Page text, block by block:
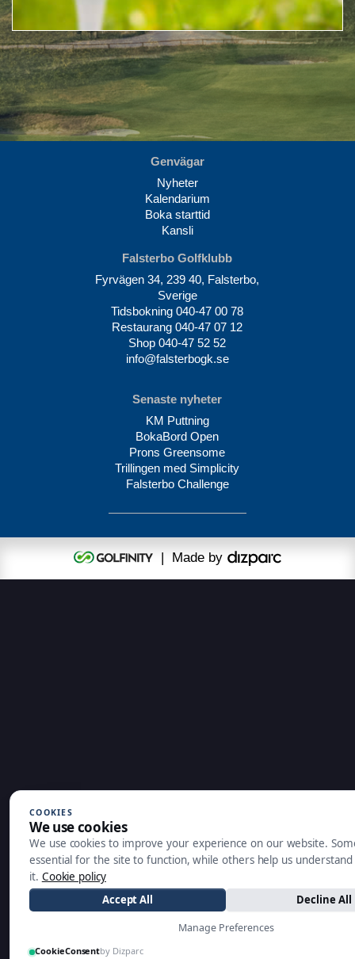
Genvägar
Nyheter
Kalendarium
Boka starttid
Kansli
Falsterbo Golfklubb
Fyrvägen 34, 239 40, Falsterbo,
Sverige
Tidsbokning040-47 00 78
Restaurang040-47 07 12
Shop040-47 52 52
info@falsterbogk.se
Senaste nyheter
KM Puttning
BokaBord Open
Prons Greensome
Trillingen med Simplicity
Falsterbo Challenge
| Made by
COOKIES
We use cookies
We use cookies to improve your experience on our website.
essential for the site to function, while others help us
it. Cookie policy
Accept All
Decline All
Manage Preferences
CookieConsentby Dizparc